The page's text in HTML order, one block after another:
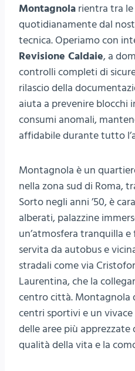
Montagnola rientra tra
quotidianamente dal
tecnica. Operiamo con
Revisione Caldaie, a
controlli completi di
rilascio della
aiuta a prevenire blocchi
consumi anomali,
affidabile durante tutto
Montagnola è un
nella zona sud di Roma,
Sorto negli anni ’50, è
alberati, palazzine
un’atmosfera tranquilla e
servita da autobus e
stradali come via
Laurentina, che la
centro città. Montagnola
centri sportivi e un
delle aree più
qualità della vita e la